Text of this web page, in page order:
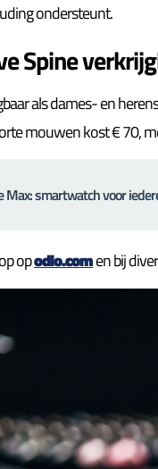
ondersteunt.
Spine
als dames- en
mouwen kost € 70,
Max: smartwatch voor
opodlo.comen bij